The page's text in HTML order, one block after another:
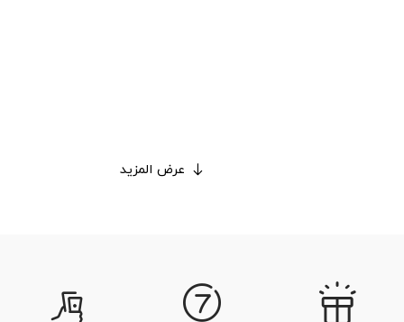
عرض المزيد